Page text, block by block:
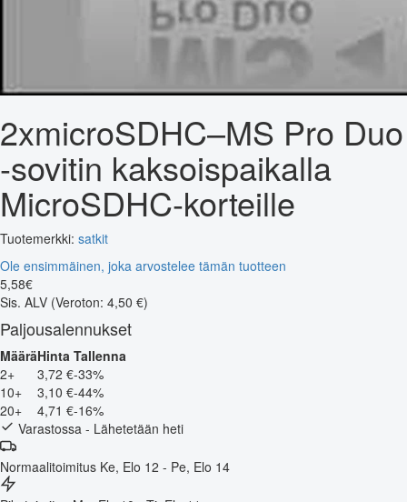
2xmicroSDHC–MS Pro Duo
-sovitin kaksoispaikalla
MicroSDHC-korteille
Tuotemerkki: satkit
Ole ensimmäinen, joka arvostelee tämän tuotteen
5,58€
Sis. ALV (Veroton: 4,50 €)
Paljousalennukset
MääräHinta Tallenna
2+
3,72 €-33%
10+
3,10 €-44%
20+
4,71 €-16%
Varastossa - Lähetetään heti
Normaalitoimitus Ke, Elo 12 - Pe, Elo 14